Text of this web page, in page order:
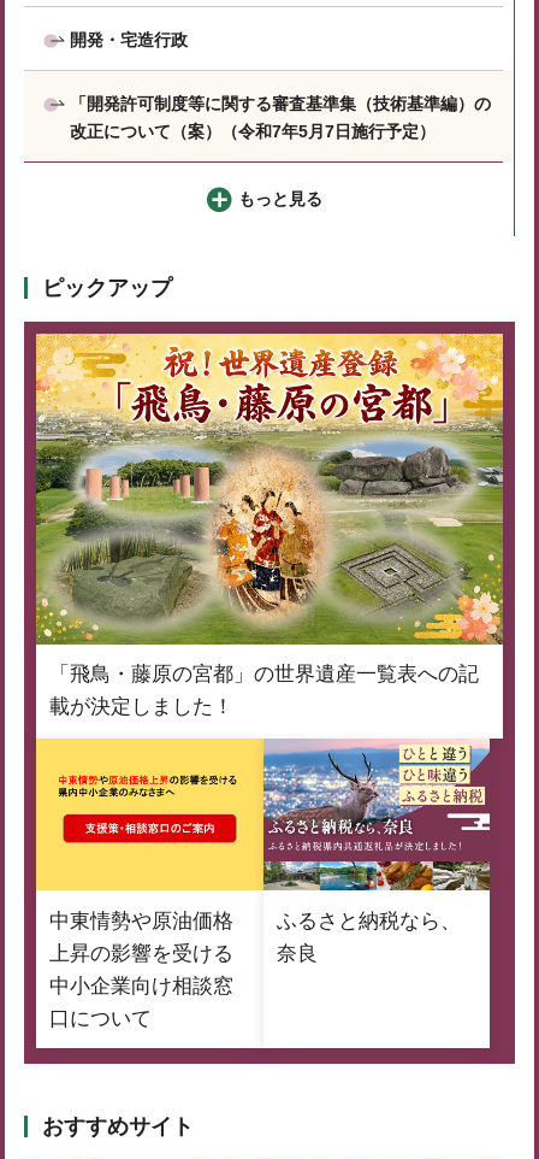
開発・宅造行政
「開発許可制度等に関する審査基準集（技術基準編）の
改正について（案）（令和7年5月7日施行予定）
もっと見る
ピックアップ
「飛鳥・藤原の宮都」の世界遺産一覧表への記
載が決定しました！
中東情勢や原油価格
上昇の影響を受ける
中小企業向け相談窓
口について
ふるさと納税なら、
奈良
おすすめサイト